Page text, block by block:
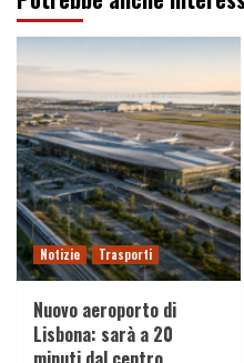
Notizie Trasporti
Nuovo aeroporto di
Lisbona: sarà a 20